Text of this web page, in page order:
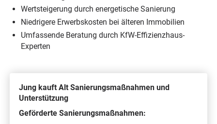
Wertsteigerung durch energetische Sanierung
Niedrigere Erwerbskosten bei älteren Immobilien
Umfassende Beratung durch KfW-Effizienzhaus-
Experten
Jung kauft Alt Sanierungsmaßnahmen und
Unterstützung
Geförderte Sanierungsmaßnahmen: